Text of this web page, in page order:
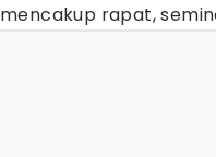
mencakup rapat,